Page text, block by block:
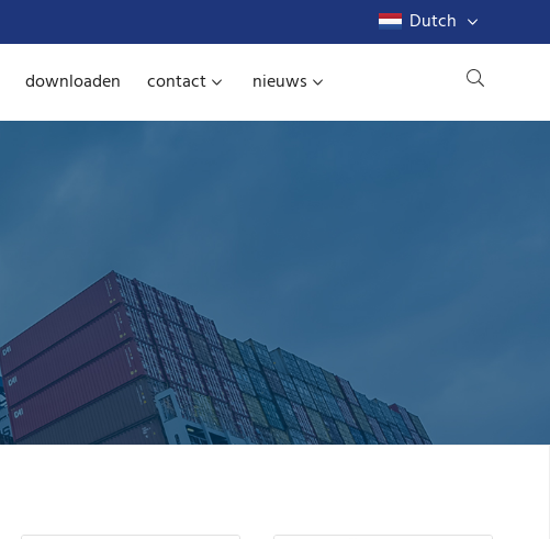
Dutch
downloaden contact nieuws